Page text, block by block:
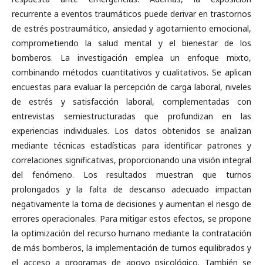
recurrente a eventos traumáticos puede derivar en trastornos
de estrés postraumático, ansiedad y agotamiento emocional,
comprometiendo la salud mental y el bienestar de los
bomberos. La investigación emplea un enfoque mixto,
combinando métodos cuantitativos y cualitativos. Se aplican
encuestas para evaluar la percepción de carga laboral, niveles
de estrés y satisfacción laboral, complementadas con
entrevistas semiestructuradas que profundizan en las
experiencias individuales. Los datos obtenidos se analizan
mediante técnicas estadísticas para identificar patrones y
correlaciones significativas, proporcionando una visión integral
del fenómeno. Los resultados muestran que turnos
prolongados y la falta de descanso adecuado impactan
negativamente la toma de decisiones y aumentan el riesgo de
errores operacionales. Para mitigar estos efectos, se propone
la optimización del recurso humano mediante la contratación
de más bomberos, la implementación de turnos equilibrados y
el acceso a programas de apoyo psicológico. También se